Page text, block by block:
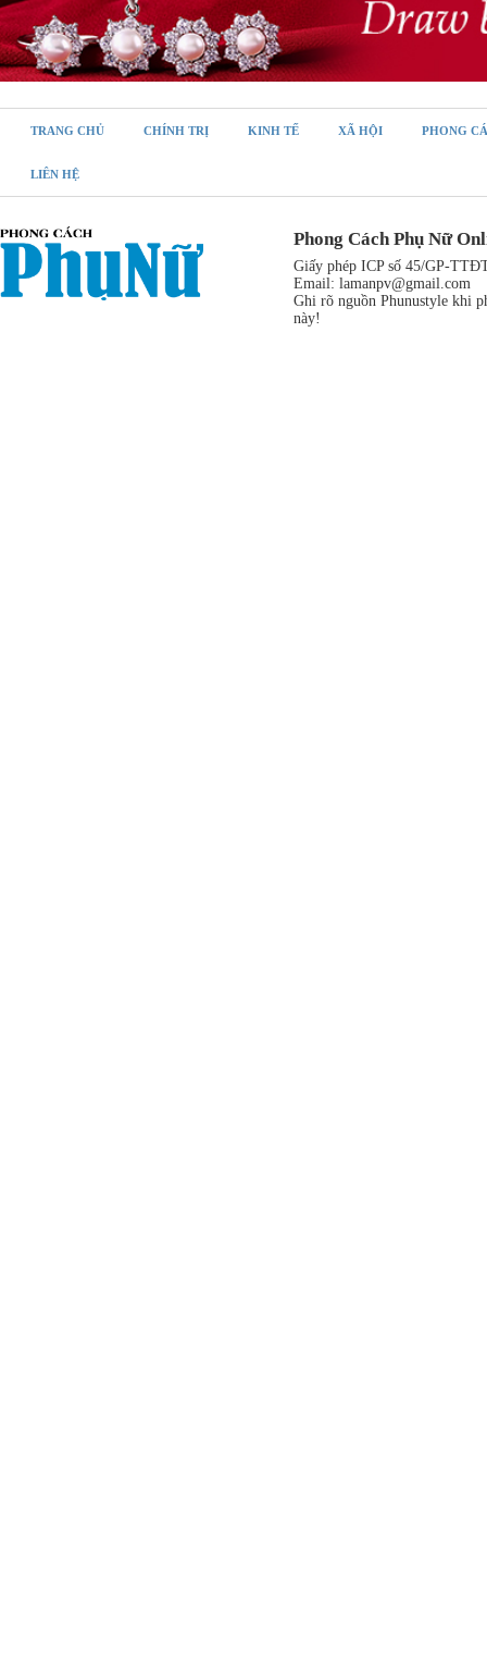
TRANG CHỦ CHÍNH TRỊ KINH TẾ XÃ HỘI PHONG
LIÊN HỆ
Phong Cách Phụ Nữ
Giấy phép ICP số 45/GP-
Email: lamanpv@gmail.com
Ghi rõ nguồn Phunustyle khi
này!